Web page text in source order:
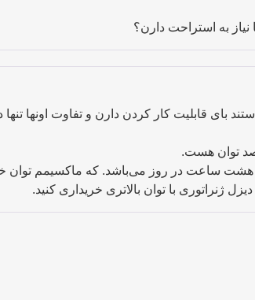
بای قابلیت کار کردن دارن و تفاوت اونها